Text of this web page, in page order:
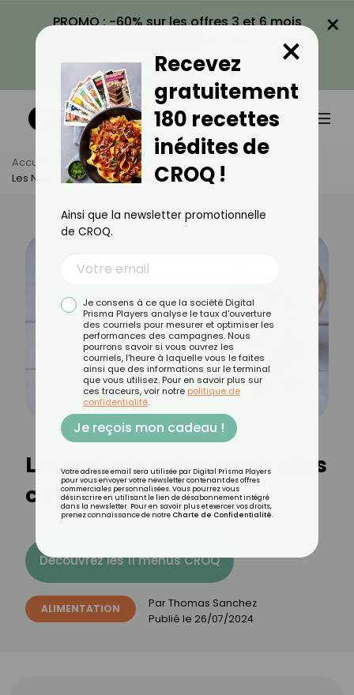
PROMO : -60% sur les offres 3 et 6 mois
VOIR LA PROMO
×
Accueil Actus
Alimentation
Les Noix De Cajou Sont-Elles Caloriques ?
Les noix de cajou sont-elles
caloriques ?
Découvrez les 11 menus CROQ
ALIMENTATION ParThomas Sanchez
Publié le 26/07/2024
Recevez
gratuitement
180 recettes
inédites de
CROQ !
×
Ainsi que la newsletter promotionnelle
de CROQ.
Je consens à ce que la société Digital
Prisma Players analyse le taux d'ouverture
des courriels pour mesurer et optimiser les
performances des campagnes. Nous
pourrons savoir si vous ouvrez les
courriels, l'heure à laquelle vous le faites
ainsi que des informations sur le terminal
que vous utilisez. Pour en savoir plus sur
ces traceurs, voir notre politique de
confidentialité.
Je reçois mon cadeau !
Votre adresse email sera utilisée par Digital Prisma Players
pour vous envoyer votre newsletter contenant des offres
commerciales personnalisées. Vous pourrez vous
désinscrire en utilisant le lien de désabonnement intégré
dans la newsletter. Pour en savoir plus et exercer vos droits,
prenez connaissance de notre Charte de Confidentialité.